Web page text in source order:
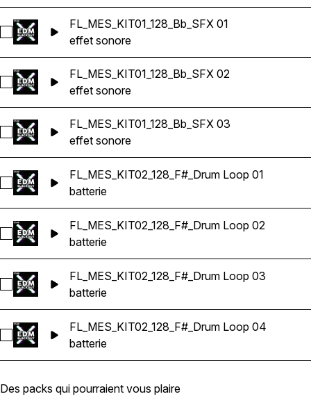
Sélectionnez FL_MES_KIT01_128_Bb_SFX 01
FL_MES_KIT01_128_Bb_SFX 01
effet sonore
Sélectionnez FL_MES_KIT01_128_Bb_SFX 02
FL_MES_KIT01_128_Bb_SFX 02
effet sonore
Sélectionnez FL_MES_KIT01_128_Bb_SFX 03
FL_MES_KIT01_128_Bb_SFX 03
effet sonore
Sélectionnez FL_MES_KIT02_128_F#_Drum Loop 01
FL_MES_KIT02_128_F#_Drum Loop 01
batterie
Sélectionnez FL_MES_KIT02_128_F#_Drum Loop 02
FL_MES_KIT02_128_F#_Drum Loop 02
batterie
Sélectionnez FL_MES_KIT02_128_F#_Drum Loop 03
FL_MES_KIT02_128_F#_Drum Loop 03
batterie
Sélectionnez FL_MES_KIT02_128_F#_Drum Loop 04
FL_MES_KIT02_128_F#_Drum Loop 04
batterie
Des packs qui pourraient vous plaire